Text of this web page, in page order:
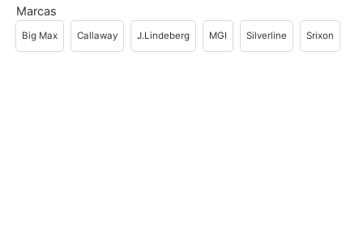
Marcas
Big Max Callaway J.Lindeberg MGI Silverline Srixon